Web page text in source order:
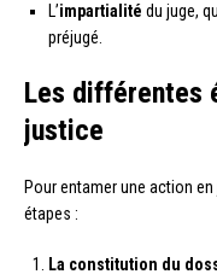
L’impartialité du juge,
préjugé.
Les différentes
justice
Pour entamer une action
étapes :
La constitution du